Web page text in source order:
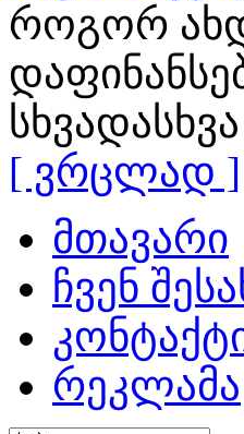
როგორ
[ ვრცლად ]
მთავარი
ჩვენ
რეკლამა